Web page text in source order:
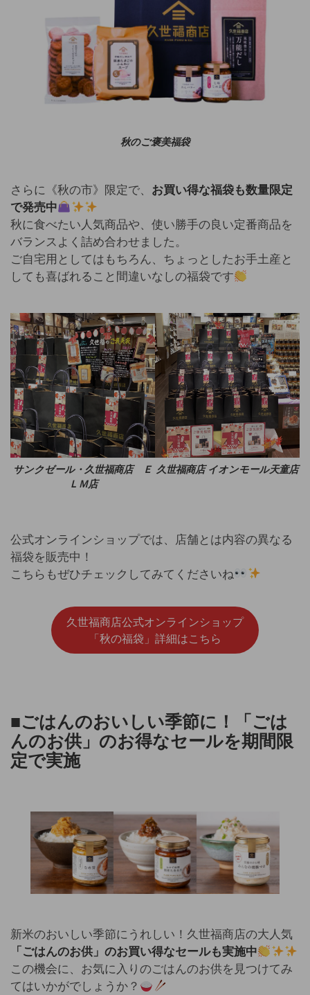
秋のご褒美福袋
さらに《秋の市》限定で、 お買い得な福袋も数量限定
で発売中
秋に食べたい人気商品や、使い勝手の良い定番商品を
バランスよく詰め合わせました。
ご自宅用としてはもちろん、ちょっとしたお手土産と
しても喜ばれること間違いなしの福袋です
サンクゼール・久世福商店 Ｅ
ＬＭ店
久世福商店 イオンモール天童店
公式オンラインショップでは、店舗とは内容の異なる
福袋を販売中！
こちらもぜひチェックしてみてくださいね
久世福商店公式オンラインショップ
「秋の福袋」詳細はこちら
■ごはんのおいしい季節に！「ごは
んのお供」のお得なセールを期間限
定で実施
新米のおいしい季節にうれしい！久世福商店の大人気
「ごはんのお供」のお買い得なセールも実施中
この機会に、お気に入りのごはんのお供を見つけてみ
てはいかがでしょうか？